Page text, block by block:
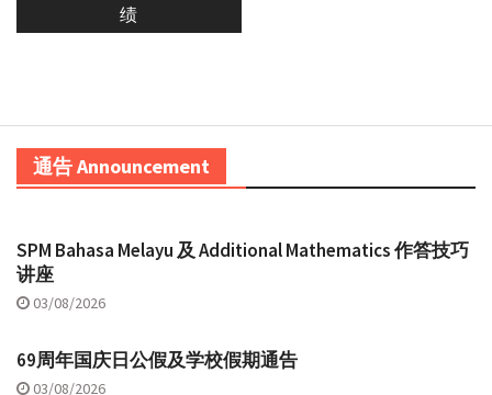
绩
通告 Announcement
SPM Bahasa Melayu 及 Additional Mathematics 作答技巧
讲座
03/08/2026
69周年国庆日公假及学校假期通告
03/08/2026